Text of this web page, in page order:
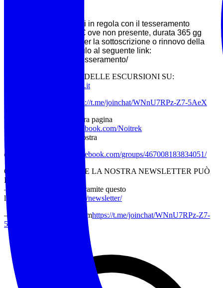
Evento riservato ai soci in regola con il tesseramento
(tessera Federtrek 15 € ove non presente, durata 365 gg
dalla sottoscrizione). Per la sottoscrizione o rinnovo della
tessera scarica il modulo al seguente link:
https://www.noitrek.it/tesseramento/
ELENCO COMPLETO DELLE ESCURSIONI SU:
www.noitrek.it
https://t.me/joinchat/WNnU7RPz-Z7-5AeX
Metti “mi piace” alla nostra pagina
ufficiale:
https://www.facebook.com/Noitrek
Iscriviti al gruppo della nostra
comunità:
https://www.facebook.com/groups/467008183834051/
CHI VUOLE RICEVERE LA NOSTRA NEWSLETTER PUÒ
ISCRIVERSI:
– Alla nostra mailing list tramite questo
link:
https://www.noitrek.it/newsletter/
– Al nostro canale Telegramhttps://t.me/joinchat/WNnU7RPz-Z7-
5AeX